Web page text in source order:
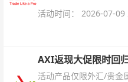
活动时间： 2026-07-
AXI返现大促限时回
活动产品仅限外汇/贵金